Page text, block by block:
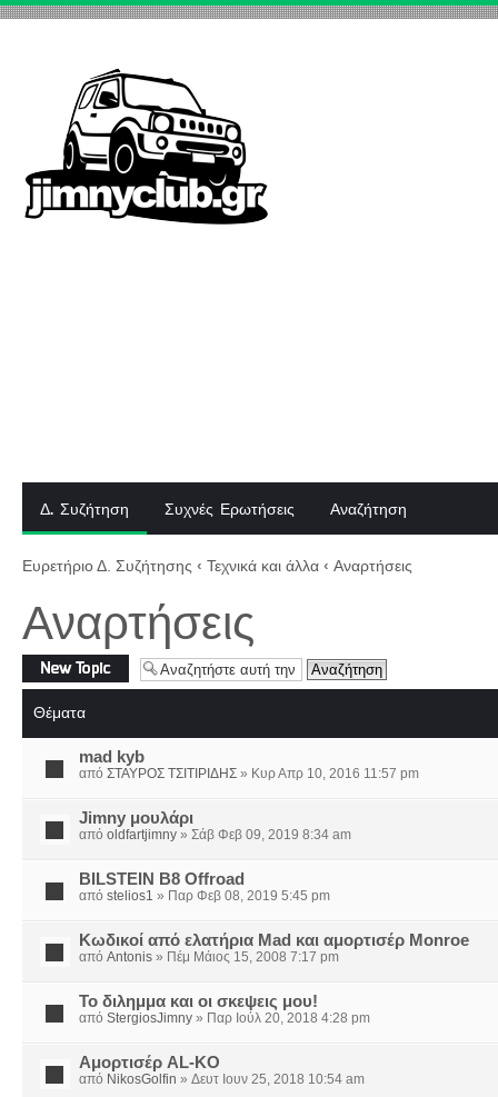
Δ. Συζήτηση Συχνές Ερωτήσεις Αναζήτηση
Ευρετήριο Δ. Συζήτησης ‹ Τεχνικά και άλλα ‹ Αναρτήσεις
Αναρτήσεις
Δημιουργία νέου
θέματος
Θέματα
mad kyb
από ΣΤΑΥΡΟΣ ΤΣΙΤΙΡΙΔΗΣ » Κυρ Απρ 10, 2016 11:57 pm
Jimny μουλάρι
από oldfartjimny » Σάβ Φεβ 09, 2019 8:34 am
BILSTEIN B8 Offroad
από stelios1 » Παρ Φεβ 08, 2019 5:45 pm
Κωδικοί από ελατήρια Mad και αμορτισέρ Monroe
από Antonis » Πέμ Μάιος 15, 2008 7:17 pm
Το διλημμα και οι σκεψεις μου!
από StergiosJimny » Παρ Ιούλ 20, 2018 4:28 pm
Αμορτισέρ AL-KO
από NikosGolfin » Δευτ Ιουν 25, 2018 10:54 am